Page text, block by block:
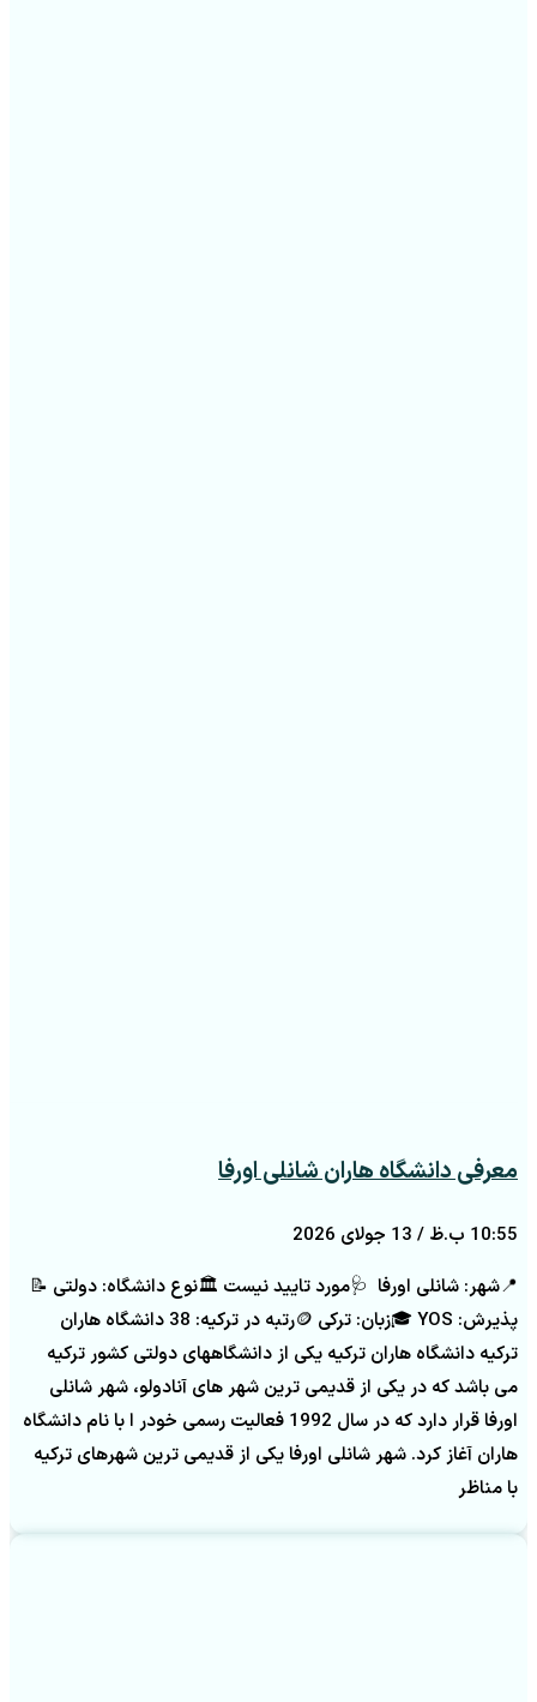
معرفی دانشگاه هاران شانلی اورفا
10:55 ب.ظ
📍شهر: شانلی اورفا 🩺مورد تایید نیست 🏛️نوع دانشگاه: دولتی 📝
پذیرش: YOS 🎓زبان: ترکی 🪙رتبه در ترکیه: 38 دانشگاه هاران
ترکیه دانشگاه هاران ترکیه یکی از دانشگاههای دولتی کشور ترکیه
می باشد که در یکی از قدیمی ترین شهر های آنادولو، شهر شانلی
اورفا قرار دارد که در سال 1992 فعالیت رسمی خودر ا با نام دانشگاه
هاران آغاز کرد. شهر شانلی اورفا یکی از قدیمی ترین شهرهای ترکیه
با مناظر